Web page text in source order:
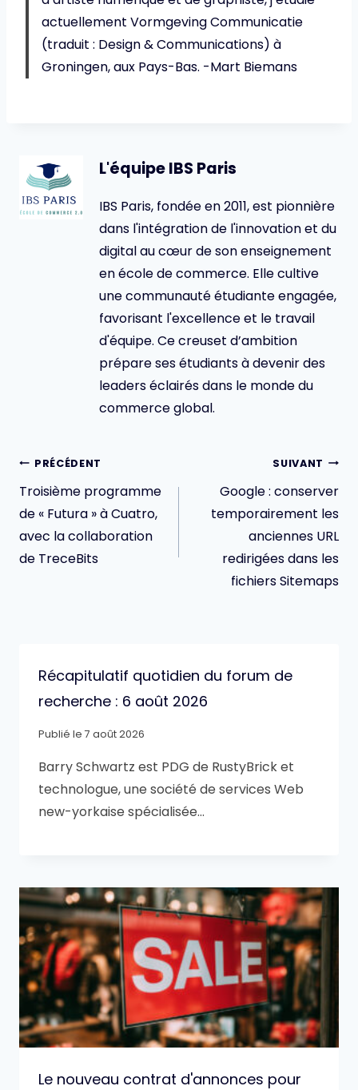
actuellement Vormgeving Communicatie
(traduit : Design & Communications) à
Groningen, aux Pays-Bas. -Mart Biemans
L'équipe IBS Paris
IBS Paris, fondée en 2011, est pionnière
dans l'intégration de l'innovation et du
digital au cœur de son enseignement
en école de commerce. Elle cultive
une communauté étudiante engagée,
favorisant l'excellence et le travail
d'équipe. Ce creuset d’ambition
prépare ses étudiants à devenir des
leaders éclairés dans le monde du
commerce global.
Navigation
de
l’article
PRÉCÉDENT
Troisième programme
de « Futura » à Cuatro,
avec la collaboration
de TreceBits
SUIVANT
Google : conserver
temporairement les
anciennes URL
redirigées dans les
fichiers Sitemaps
Récapitulatif quotidien du forum de
recherche : 6 août 2026
Publié le 7 août 2026
Barry Schwartz est PDG de RustyBrick et
technologue, une société de services Web
new-yorkaise spécialisée…
Le nouveau contrat d'annonces pour